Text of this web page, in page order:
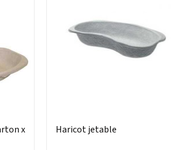
x
Haricot jetable